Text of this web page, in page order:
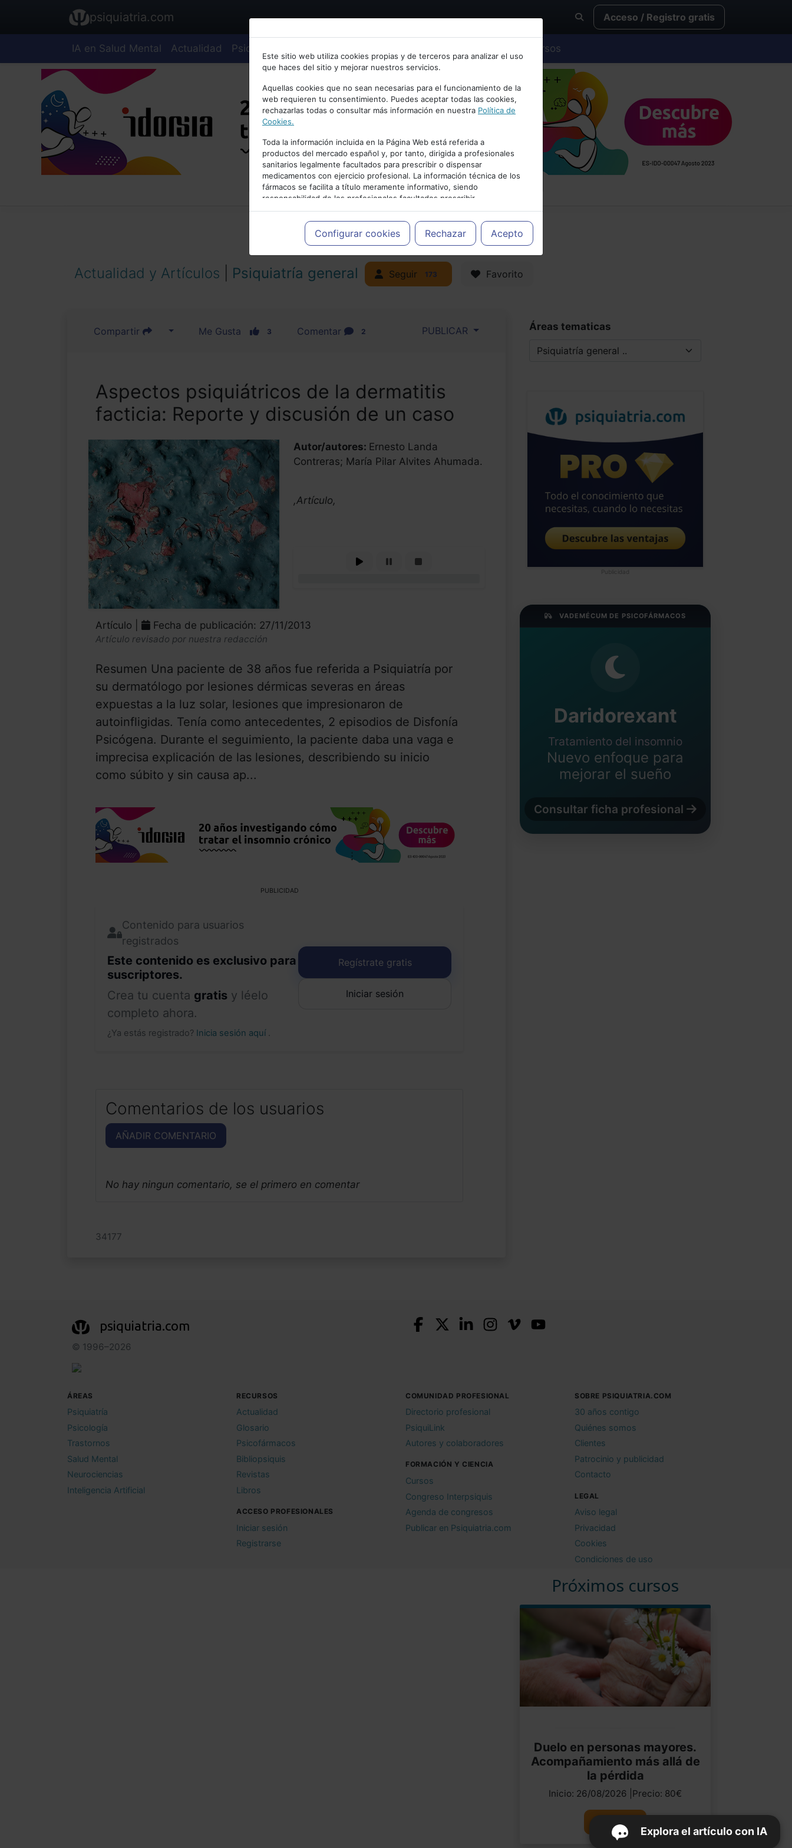
Bienvenid@ a psiquiatria.com
Escribe tu Email
Accede o regístrate con tu email.
Cancelar
psiquiatria.com Acceso / Registro gratis
IA en Salud Mental Actualidad Psiquiatría Cursos
Este sitio web utiliza cookies propias y de terceros para analizar el uso
que haces del sitio y mejorar nuestros servicios.
Aquellas cookies que no sean necesarias para el funcionamiento de la
web requieren tu consentimiento. Puedes aceptar todas las cookies,
rechazarlas todas o consultar más información en nuestra Política de
Cookies.
Toda la información incluida en la Página Web está referida a
productos del mercado español y, por tanto, dirigida a profesionales
sanitarios legalmente facultados para prescribir o dispensar
medicamentos con ejercicio profesional. La información técnica de los
fármacos se facilita a título meramente informativo, siendo
responsabilidad de los profesionales facultados prescribir
medicamentos y decidir, en cada caso concreto, el tratamiento más
adecuado a las necesidades del paciente.
Configurar cookies Rechazar Acepto
PUBLICIDAD
Actualidad y Artículos Psiquiatría general Seguir 173 Favorito
Compartir Me Gusta 3 Comentar 2 PUBLICAR
Aspectos psiquiátricos de la dermatitis
facticia: Reporte y discusión de un caso
Autor/autores: Ernesto Landa
Contreras; María Pilar Alvites Ahumada.
,Artículo,
Artículo | Fecha de publicación: 27/11/2013
Artículo revisado por nuestra redacción
Resumen Una paciente de 38 años fue referida a Psiquiatría por
su dermatólogo por lesiones dérmicas severas en áreas
expuestas a la luz solar, lesiones que impresionaron de
autoinfligidas. Tenía como antecedentes, 2 episodios de Disfonía
Psicógena. Durante el seguimiento, la paciente daba una vaga e
imprecisa explicación de las lesiones, describiendo su inicio
como súbito y sin causa ap...
PUBLICIDAD
Contenido para usuarios
registrados
Este contenido es exclusivo para
suscriptores.
Crea tu cuenta gratis y léelo
completo ahora.
¿Ya estás registrado? Inicia sesión aquí
Regístrate gratis
Iniciar sesión
Comentarios de los usuarios
AÑADIR COMENTARIO
No hay ningun comentario, se el primero en comentar
34177
Áreas tematicas
Publicidad
VADEMÉCUM DE PSICOFÁRMACOS
Daridorexant
Tratamiento del insomnio
Nuevo enfoque para
mejorar el sueño
Consultar ficha profesional
Próximos cursos
Duelo en personas mayores.
Acompañamiento más allá de
la pérdida
Inicio: 26/08/2026 |Precio: 80€
Ver curso
Explora el artículo con IA
psiquiatria.com
© 1996–2026
ÁREAS
Psiquiatría
Psicología
Trastornos
Salud Mental
Neurociencias
Inteligencia Artificial
RECURSOS
Actualidad
Glosario
Psicofármacos
Bibliopsiquis
Revistas
Libros
ACCESO PROFESIONALES
Iniciar sesión
Registrarse
COMUNIDAD PROFESIONAL
Directorio profesional
PsiquiLink
Autores y colaboradores
FORMACIÓN Y CIENCIA
Cursos
Congreso Interpsiquis
Agenda de congresos
Publicar en Psiquiatria.com
SOBRE PSIQUIATRIA.COM
30 años contigo
Quiénes somos
Clientes
Patrocinio y publicidad
Contacto
LEGAL
Aviso legal
Privacidad
Cookies
Condiciones de uso